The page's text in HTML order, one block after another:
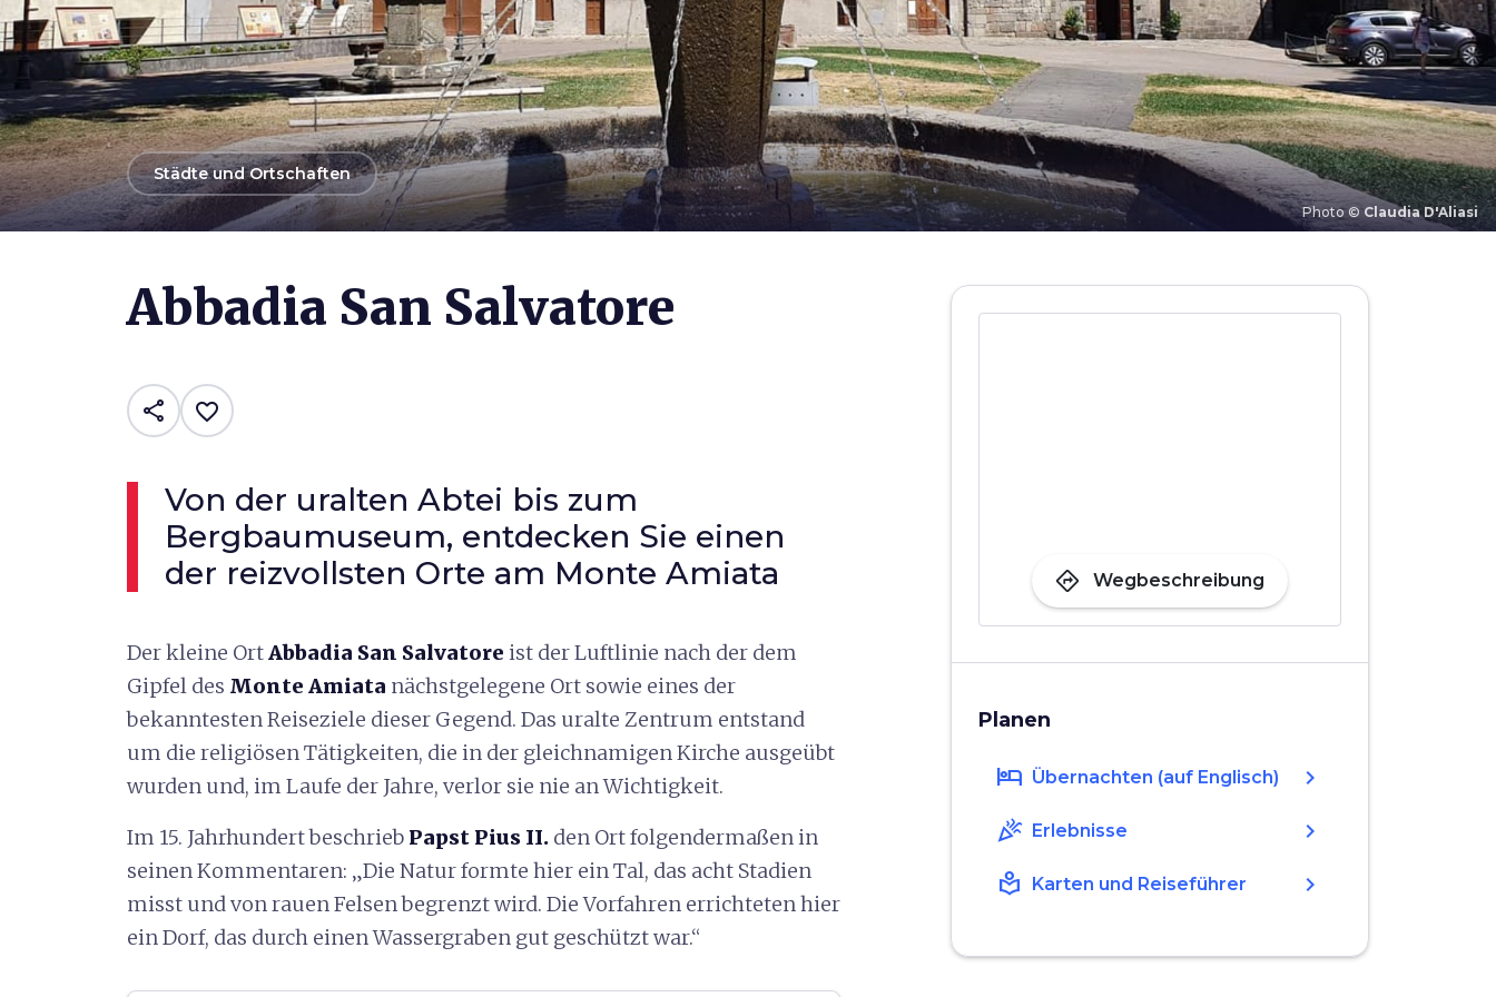
Photo © Claudia D'Aliasi
arrow_backStädte und Ortschaften
Abbadia San Salvatore
share favorite_border
Von der uralten Abtei bis zum
Bergbaumuseum, entdecken Sie einen
der reizvollsten Orte am Monte Amiata
Der kleine OrtAbbadia San Salvatore ist der Luftlinie nach der dem
Gipfel des Monte Amiata nächstgelegene Ort sowie eines der
bekanntesten Reiseziele dieser Gegend. Das uralte Zentrum entstand
um die religiösen Tätigkeiten, die in der gleichnamigen Kirche ausgeübt
wurden und, im Laufe der Jahre, verlor sie nie an Wichtigkeit.
Im 15. Jahrhundert beschrieb Papst Pius II. den Ort folgendermaßen in
seinen Kommentaren: „Die Natur formte hier ein Tal, das acht Stadien
misst und von rauen Felsen begrenzt wird. Die Vorfahren errichteten hier
ein Dorf, das durch einen Wassergraben gut geschützt war.“
directions Wegbeschreibung
Planen
hotel Übernachten (auf Englisch) chevron_right
celebration Erlebnisse chevron_right
local_library Karten und Reiseführer chevron_right